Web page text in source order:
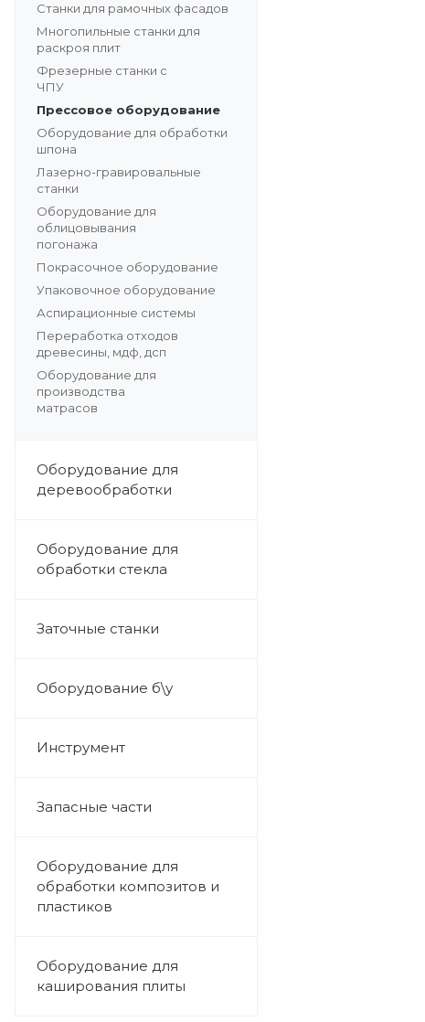
Станки для рамочных фасадов
Многопильные станки для
раскроя плит
Фрезерные станки с
ЧПУ
Прессовое оборудование
Оборудование для обработки
шпона
Лазерно-гравировальные
станки
Оборудование для
облицовывания
погонажа
Покрасочное оборудование
Упаковочное оборудование
Аспирационные системы
Переработка отходов
древесины, мдф, дсп
Оборудование для
производства
матрасов
Оборудование для
деревообработки
Оборудование для
обработки стекла
Заточные станки
Оборудование б\у
Инструмент
Запасные части
Оборудование для
обработки композитов и
пластиков
Оборудование для
каширования плиты